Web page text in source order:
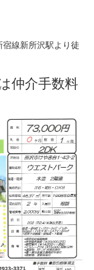
線新所沢駅より徒
仲介手数料